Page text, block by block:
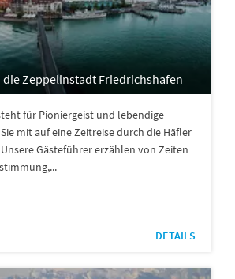
Zeppelinstadt Friedrichshafen
für Pioniergeist und lebendige
mit auf eine Zeitreise durch die Häfler
Gästeführer erzählen von Zeiten
DETAILS